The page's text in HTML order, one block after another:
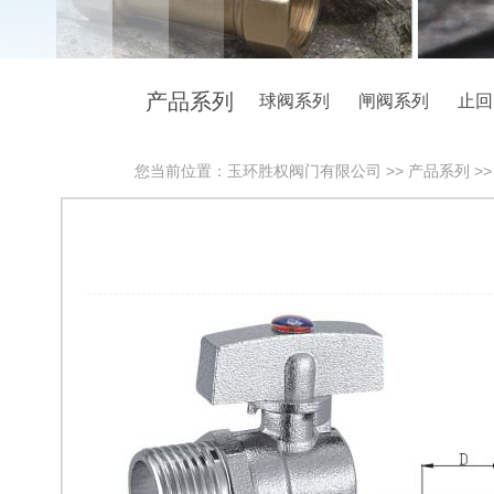
产品系列 球阀系列 闸阀系列 止
您当前位置： 玉环胜权阀门有限公司 >> 产品系列